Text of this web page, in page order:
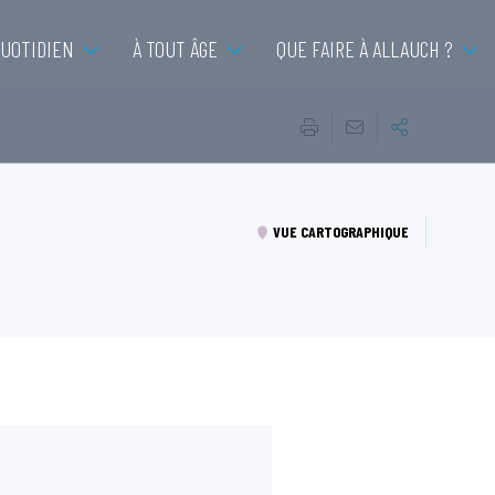
À TOUT ÂGE QUE FAIRE À ALLAUCH ?
VUE CARTOGRAPHIQUE